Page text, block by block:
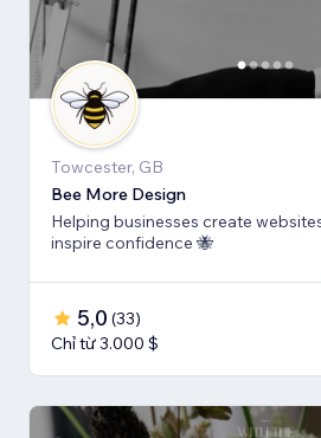
Towcester, GB
Bee More Design
Helping businesses create
inspire confidence 🐝
5,0 (33)
Chỉ từ 3.000 $